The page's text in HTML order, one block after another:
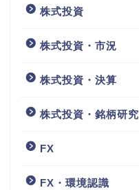
株式投資
株式投資・市況
株式投資・決算
株式投資・銘柄研究
FX
FX・環境認識